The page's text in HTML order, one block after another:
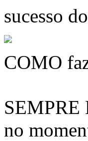
sucesso
COMO
SEMPRE
no